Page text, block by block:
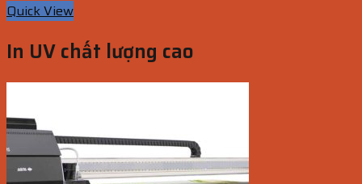
Quick View
In UV chất lượng cao